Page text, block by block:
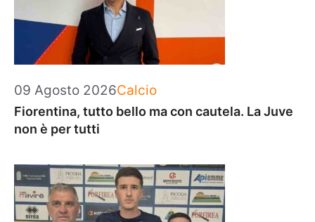
09 Agosto 2026Categorie
Calcio
Fiorentina, tutto bello ma con cautela. La Juve
non è per tutti